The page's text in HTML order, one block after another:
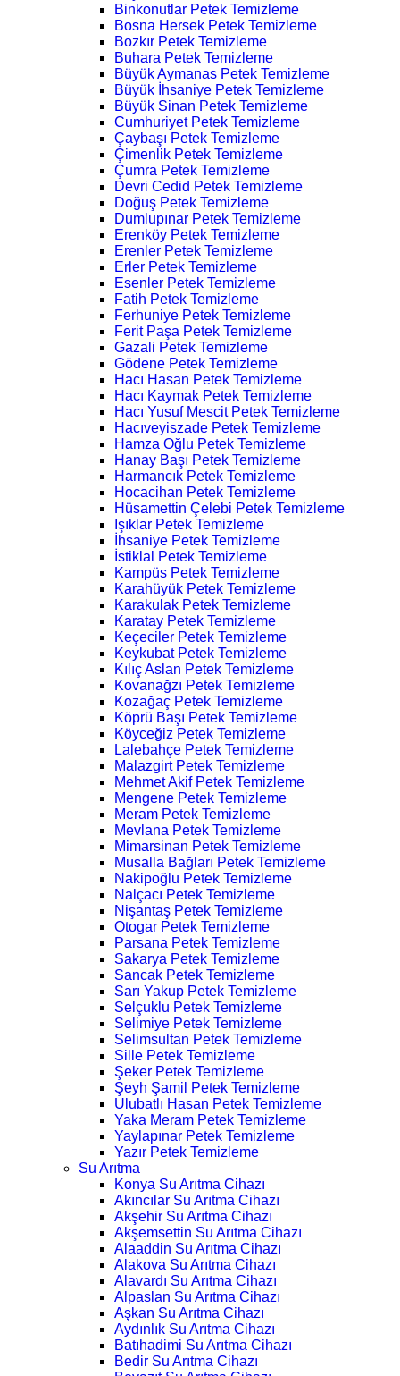
Binkonutlar Petek Temizleme
Bosna Hersek Petek Temizleme
Bozkır Petek Temizleme
Buhara Petek Temizleme
Büyük Aymanas Petek Temizleme
Büyük İhsaniye Petek Temizleme
Büyük Sinan Petek Temizleme
Cumhuriyet Petek Temizleme
Çaybaşı Petek Temizleme
Çimenlik Petek Temizleme
Çumra Petek Temizleme
Devri Cedid Petek Temizleme
Doğuş Petek Temizleme
Dumlupınar Petek Temizleme
Erenköy Petek Temizleme
Erenler Petek Temizleme
Erler Petek Temizleme
Esenler Petek Temizleme
Fatih Petek Temizleme
Ferhuniye Petek Temizleme
Ferit Paşa Petek Temizleme
Gazali Petek Temizleme
Gödene Petek Temizleme
Hacı Hasan Petek Temizleme
Hacı Kaymak Petek Temizleme
Hacı Yusuf Mescit Petek Temizleme
Hacıveyiszade Petek Temizleme
Hamza Oğlu Petek Temizleme
Hanay Başı Petek Temizleme
Harmancık Petek Temizleme
Hocacihan Petek Temizleme
Hüsamettin Çelebi Petek Temizleme
Işıklar Petek Temizleme
İhsaniye Petek Temizleme
İstiklal Petek Temizleme
Kampüs Petek Temizleme
Karahüyük Petek Temizleme
Karakulak Petek Temizleme
Karatay Petek Temizleme
Keçeciler Petek Temizleme
Keykubat Petek Temizleme
Kılıç Aslan Petek Temizleme
Kovanağzı Petek Temizleme
Kozağaç Petek Temizleme
Köprü Başı Petek Temizleme
Köyceğiz Petek Temizleme
Lalebahçe Petek Temizleme
Malazgirt Petek Temizleme
Mehmet Akif Petek Temizleme
Mengene Petek Temizleme
Meram Petek Temizleme
Mevlana Petek Temizleme
Mimarsinan Petek Temizleme
Musalla Bağları Petek Temizleme
Nakipoğlu Petek Temizleme
Nalçacı Petek Temizleme
Nişantaş Petek Temizleme
Otogar Petek Temizleme
Parsana Petek Temizleme
Sakarya Petek Temizleme
Sancak Petek Temizleme
Sarı Yakup Petek Temizleme
Selçuklu Petek Temizleme
Selimiye Petek Temizleme
Selimsultan Petek Temizleme
Sille Petek Temizleme
Şeker Petek Temizleme
Şeyh Şamil Petek Temizleme
Ulubatlı Hasan Petek Temizleme
Yaka Meram Petek Temizleme
Yaylapınar Petek Temizleme
Yazır Petek Temizleme
Su Arıtma
Konya Su Arıtma Cihazı
Akıncılar Su Arıtma Cihazı
Akşehir Su Arıtma Cihazı
Akşemsettin Su Arıtma Cihazı
Alaaddin Su Arıtma Cihazı
Alakova Su Arıtma Cihazı
Alavardı Su Arıtma Cihazı
Alpaslan Su Arıtma Cihazı
Aşkan Su Arıtma Cihazı
Aydınlık Su Arıtma Cihazı
Batıhadimi Su Arıtma Cihazı
Bedir Su Arıtma Cihazı